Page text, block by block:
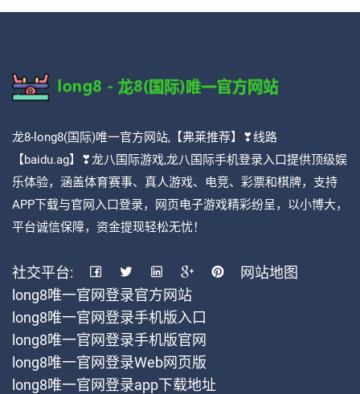
龙8-long8(国际)唯一官方网站,【弗莱推荐】❣线路
【baidu.ag】❣龙八国际游戏,龙八国际手机登录入口提供顶级娱
乐体验，涵盖体育赛事、真人游戏、电竞、彩票和棋牌，支持
APP下载与官网入口登录，网页电子游戏精彩纷呈，以小博大，
平台诚信保障，资金提现轻松无忧！
社交平台:
网站地图
long8唯一官网登录官方网站
long8唯一官网登录手机版入口
long8唯一官网登录手机版官网
long8唯一官网登录Web网页版
long8唯一官网登录app下载地址